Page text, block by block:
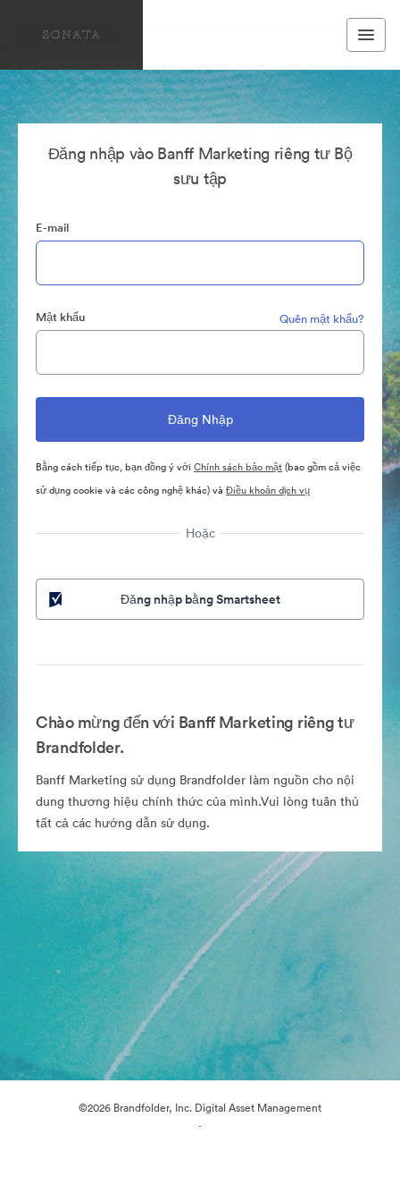
Đăng nhập vào Banff Marketing riêng tư Bộ
sưu tập
E-mail
Mật khẩu Quên mật khẩu?
Bằng cách tiếp tục, bạn đồng ý với Chính sách bảo mật(bao gồm cả việc
sử dụng cookie và các công nghệ khác) và Điều khoản dịch vụ
Hoặc
Đăng nhập bằng Smartsheet
Chào mừng đến với Banff Marketing riêng tư
Brandfolder.
Banff Marketing sử dụng Brandfolder làm nguồn cho nội
dung thương hiệu chính thức của mình.Vui lòng tuân thủ
tất cả các hướng dẫn sử dụng.
©2026 Brandfolder, Inc. Digital Asset Management
·